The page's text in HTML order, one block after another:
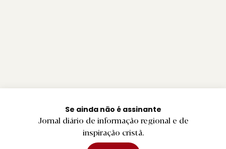
Se ainda não é assinante
Jornal diário de informação regional e de
inspiração cristã.